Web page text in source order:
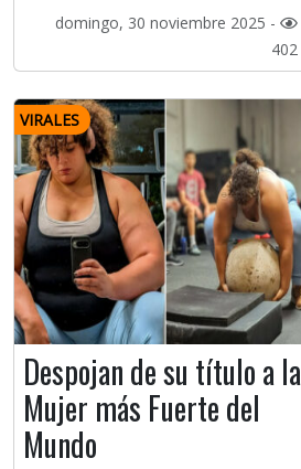
domingo, 30 noviembre 2025 -
402
VIRALES
Despojan de su título a la
Mujer más Fuerte del
Mundo